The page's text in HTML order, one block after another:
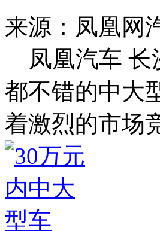
来源：凤凰网
凤凰汽车
都不错的中大
着激烈的市场